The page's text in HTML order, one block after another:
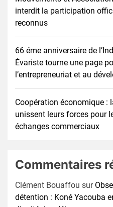
interdit la participation
reconnus
66 éme anniversaire de
Évariste tourne une page
l’entrepreneuriat et au
Coopération économique :
unissent leurs forces pour
échanges commerciaux
Commentaires
Clément Bouaffou sur
détention : Koné Yacouba